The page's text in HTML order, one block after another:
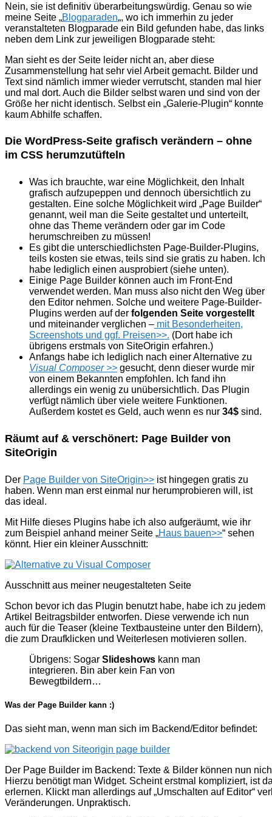
Nein, sie ist definitiv überarbeitungswürdig. Genau so wie
meine Seite „Blogparaden„, wo ich immerhin zu jeder
veranstalteten Blogparade ein Bild gefunden habe, das links
neben dem Link zur jeweiligen Blogparade steht:
Man sieht es der Seite leider nicht an, aber diese
Zusammenstellung hat sehr viel Arbeit gemacht. Bilder und
Text sind nämlich immer wieder verrutscht, standen mal hier
und mal dort. Auch die Bilder selbst waren und sind von der
Größe her nicht identisch. Selbst ein „Galerie-Plugin“ konnte
kaum Abhilfe schaffen.
Die WordPress-Seite grafisch verändern – ohne
im CSS herumzutüfteln
Was ich brauchte, war eine Möglichkeit, den Inhalt
grafisch aufzupeppen und dennoch übersichtlich zu
gestalten. Eine solche Möglichkeit wird „Page Builder“
genannt, weil man die Seite gestaltet und unterteilt,
ohne das Theme verändern oder gar im Code
herumschreiben zu müssen!
Es gibt die unterschiedlichsten Page-Builder-Plugins,
teils kosten sie etwas, teils sind sie gratis zu haben. Ich
habe lediglich einen ausprobiert (siehe unten).
Einige Page Builder können auch im Front-End
verwendet werden. Man muss also nicht den Weg über
den Editor nehmen. Solche und weitere Page-Builder-
Plugins werden auf der folgenden Seite vorgestellt
und miteinander verglichen – mit Besonderheiten,
Screenshots und ggf. Preisen>>. (Dort habe ich
übrigens erstmals von SiteOrigin erfahren.)
Anfangs habe ich lediglich nach einer Alternative zu
Visual Composer >> gesucht, denn dieser wurde mir
von einem Bekannten empfohlen. Ich fand ihn
allerdings ein wenig zu unübersichtlich. Das Plugin
verfügt nämlich über viele weitere Funktionen.
Außerdem kostet es Geld, auch wenn es nur 34$ sind.
Räumt auf & verschönert: Page Builder von
SiteOrigin
Der Page Builder von SiteOrigin>> ist hingegen gratis zu
haben. Wenn man erst einmal nur herumprobieren will, ist
das ideal.
Mit Hilfe dieses Plugins habe ich also aufgeräumt, wie ihr
zum Beispiel anhand meiner Seite „Haus bauen>>“ sehen
könnt. Hier ein kleiner Ausschnitt:
Ausschnitt aus meiner neugestalteten Seite
Schon bevor ich das Plugin benutzt habe, habe ich zu jedem
Artikel Beitragsbilder entworfen. Diese verwende ich nun
auch für die Teaser (kleine Textbausteine unter den Bildern),
die zum Draufklicken und Weiterlesen motivieren sollen.
Übrigens: Sogar Slideshows kann man
integrieren. Bin aber kein Fan von
Bewegtbildern…
Was der Page Builder kann :)
Das sieht man, wenn man sich im Backend/Editor befindet:
Der Page Builder im Backend: Texte & Bilder können nun
Hierzu benötigt man Widget. Scheint erstmal kompliziert, ist
erlernen. Klickt man allerdings auf „Umschalten auf Editor“
Veränderungen. Unpraktisch.